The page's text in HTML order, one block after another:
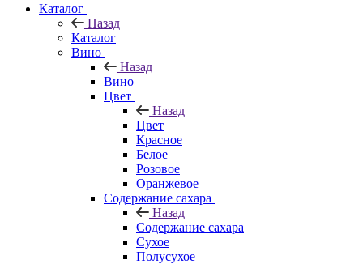
Каталог
Назад
Каталог
Вино
Назад
Вино
Цвет
Назад
Цвет
Красное
Белое
Розовое
Оранжевое
Содержание сахара
Назад
Содержание сахара
Сухое
Полусухое